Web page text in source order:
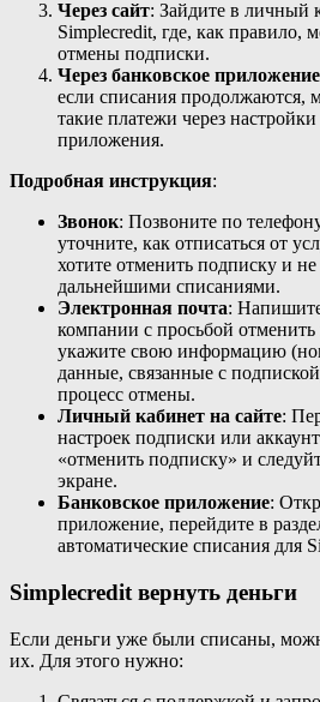
Через сайт: Зайдите в личный
Simplecredit, где, как правило,
отмены подписки.
Через банковское приложение
если списания продолжаются,
такие платежи через
приложения.
Подробная инструкция:
Звонок: Позвоните по
уточните, как отписаться от
хотите отменить подписку и не
дальнейшими списаниями.
Электронная почта:
компании с просьбой
укажите свою информацию
данные, связанные с
процесс отмены.
Личный кабинет на сайте:
настроек подписки или
«отменить подписку» и
экране.
Банковское приложение:
приложение, перейдите в
автоматические списания для
Simplecredit вернуть деньги
Если деньги уже были списаны,
их. Для этого нужно: